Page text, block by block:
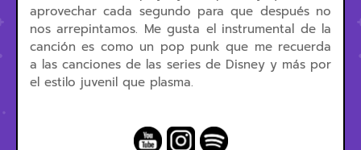
aprovechar cada segundo para que después no
nos arrepintamos. Me gusta el instrumental de la
canción es como un pop punk que me recuerda
a las canciones de las series de Disney y más por
el estilo juvenil que plasma.